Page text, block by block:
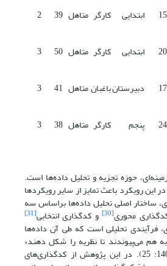
15 ابتدایی کارگر متاهل 39
2
20 ابتدایی کارگر متاهل 50
3
17 دبیرستانباغبانمتاهل 41
3
24 پنجم کارگر متاهل 38
3
حوزه تجزیه و تحلیل داده‌ها است.
این رویکرد باعث تمایز از سایر رویکرد‌ها
ساختار اصلی تحلیل داده‌ها براساس سه
محوری[30] و کدگذاری انتخابی[31]
فرآیندی تحلیلی است که طی آن داده‌ها
هم می‌پیوندند تا نظریه را شکل دهند»
(اشتراوس و کوربین، 1400: 25). در این پژوهش از کدگذاری‌های